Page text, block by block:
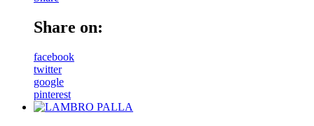
Share on:
facebook
twitter
google
pinterest